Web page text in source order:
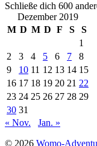
Schließe dich 600
Dezember 2019
M D M D F S
S
1
2
3 4 5 6 7
8
9
10 11 12 13 14 15
16 17 18 19 20 21 22
23 24 25 26 27 28 29
30 31
« Nov.
Jan. »
© 2026 Womo-